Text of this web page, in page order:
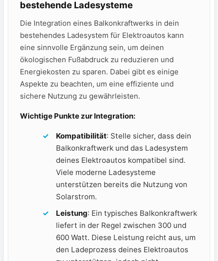
bestehende Ladesysteme
Die⁣ Integration eines Balkonkraftwerks ‍in dein
bestehendes Ladesystem für Elektroautos​ kann
eine sinnvolle​ Ergänzung sein, um deinen
ökologischen Fußabdruck zu reduzieren und⁣
Energiekosten zu ⁢sparen. Dabei⁣ gibt es einige
Aspekte‌ zu beachten, um eine effiziente⁢ und
sichere Nutzung zu ‌gewährleisten.
Wichtige Punkte zur​ Integration:
Kompatibilität: Stelle sicher, dass ​dein
Balkonkraftwerk und das Ladesystem
deines Elektroautos kompatibel sind.‌
Viele moderne‍ Ladesysteme
unterstützen bereits die Nutzung ⁤von
Solarstrom.
Leistung: Ein typisches Balkonkraftwerk
‌liefert in der Regel ‌zwischen 300 und
600 Watt. Diese Leistung reicht aus, ⁣um‌
den Ladeprozess deines Elektroautos